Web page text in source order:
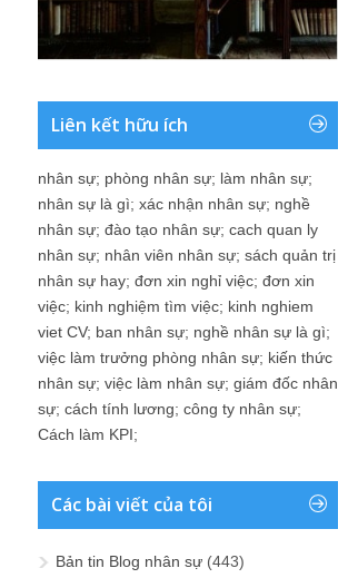
Liên kết hữu ích
nhân sự; phòng nhân sự; làm nhân sự;
nhân sự là gì; xác nhận nhân sự; nghề
nhân sự; đào tạo nhân sự; cach quan ly
nhân sự; nhân viên nhân sự; sách quản trị
nhân sự hay; đơn xin nghỉ việc; đơn xin
việc; kinh nghiệm tìm việc; kinh nghiem
viet CV; ban nhân sự; nghề nhân sự là gì;
việc làm trưởng phòng nhân sự; kiến thức
nhân sự; việc làm nhân sự; giám đốc nhân
sự; cách tính lương; công ty nhân sự;
Cách làm KPI;
Các bài viết của tôi
Bản tin Blog nhân sự (443)